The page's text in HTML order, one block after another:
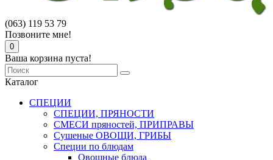
(063) 119 53 79
Позвоните мне!
0
Ваша корзина пуста!
Каталог
СПЕЦИИ
СПЕЦИИ, ПРЯНОСТИ
СМЕСИ пряностей, ПРИПРАВЫ
Сушеные ОВОЩИ, ГРИБЫ
Специи по блюдам
Овощные блюда